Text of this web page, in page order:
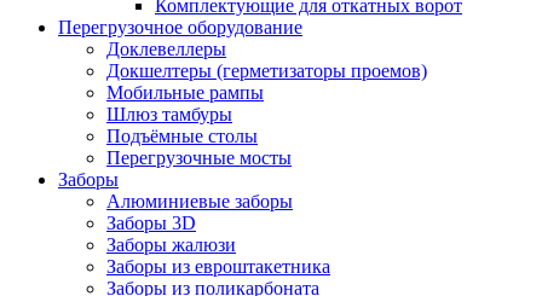
Комплектующие для откатных ворот
Перегрузочное оборудование
Доклевеллеры
Докшелтеры (герметизаторы проемов)
Мобильные рампы
Шлюз тамбуры
Подъёмные столы
Перегрузочные мосты
Заборы
Алюминиевые заборы
Заборы 3D
Заборы жалюзи
Заборы из евроштакетника
Заборы из поликарбоната